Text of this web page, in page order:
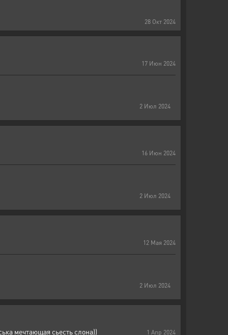
28 Окт 2024
17 Июн 2024
2 Июл 2024
16 Июн 2024
2 Июл 2024
12 Мая 2024
2 Июл 2024
1 Апр 2024
мечтающая сьесть слона))